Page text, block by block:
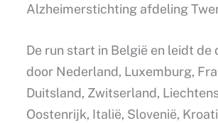
Alzheimerstichting afdeling
De run start in België en leidt de
door Nederland, Luxemburg,
Duitsland, Zwitserland,
Oostenrijk, Italië, Slovenië,